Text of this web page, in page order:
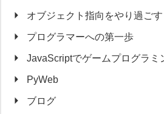
オブジェクト指向をやり過ごす
プログラマーへの第一歩
JavaScriptでゲームプログラミ
PyWeb
ブログ